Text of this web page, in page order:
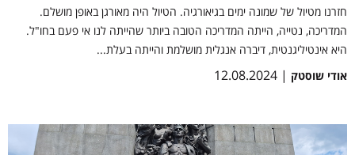
חזרנו מטיול של שמונה ימים בגיאורגיה. הטיול היה מאורגן באופן מושלם.
המדריכה, נטייה, הייתה המדריכה הטובה ביותר שהייתה לנו אי פעם בחו"ל.
היא אינטיליגנטית, דיברה אנגלית מושלמת והייתה בעלת...
אודי שוסטק | 12.08.2024